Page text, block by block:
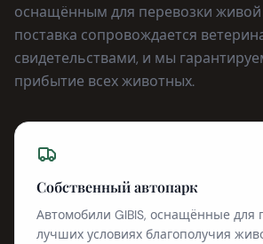
оснащённым для перевозки
поставка сопровождается
свидетельствами, и мы
прибытие всех животных.
Собственный автопарк
Автомобили GIBIS, оснащённые для
лучших условиях благополучия